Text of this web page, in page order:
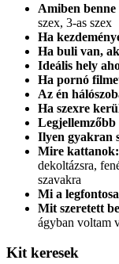
Amiben
szex, 3-as szex
Ha
Ha buli van,
Ideális hely
Ha pornó
Az én
Ha szexre
Ilyen gyakran
Mire kattanok:
dekoltázsra,
szavakra
Mi a
Mit szeretett
ágyban voltam
Kit keresek